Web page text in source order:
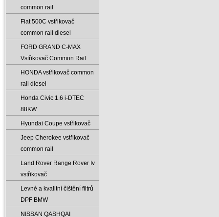
common rail
Fiat 500C vstřikovač
common rail diesel
FORD GRAND C-MAX
Vstřikovač Common Rail
HONDA vstřikovač common
rail diesel
Honda Civic 1.6 i-DTEC
88KW
Hyundai Coupe vstřikovač
Jeep Cherokee vstřikovač
common rail
Land Rover Range Rover Iv
vstřikovač
Levné a kvalitní čištění filtrů
DPF BMW
NISSAN QASHQAI